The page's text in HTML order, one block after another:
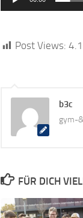
Post Views:
b3c
gym-
FÜR DICH